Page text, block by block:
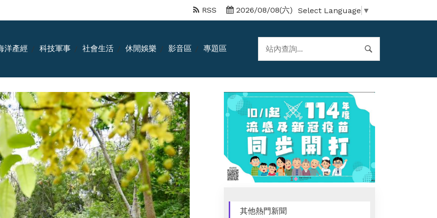
Select Language ▼
2026/08/08(六)
RSS
洋產經 科技軍事 社會生活 休閒娛樂 影音區 專題區
其他熱門新聞